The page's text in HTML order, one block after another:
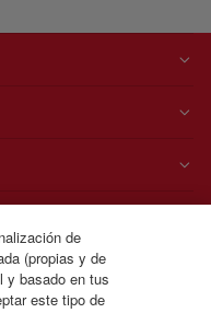
de
(propias y de
y basado en tus
este tipo de